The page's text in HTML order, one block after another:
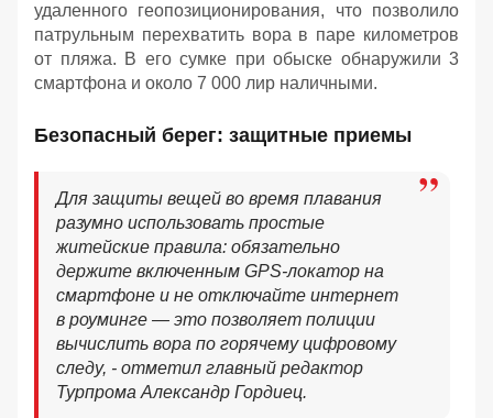
удаленного геопозиционирования, что позволило
патрульным перехватить вора в паре километров
от пляжа. В его сумке при обыске обнаружили 3
смартфона и около 7 000 лир наличными.
Безопасный берег: защитные приемы
Для защиты вещей во время плавания
разумно использовать простые
житейские правила: обязательно
держите включенным GPS-локатор на
смартфоне и не отключайте интернет
в роуминге — это позволяет полиции
вычислить вора по горячему цифровому
следу, - отметил главный редактор
Турпрома Александр Гордиец.